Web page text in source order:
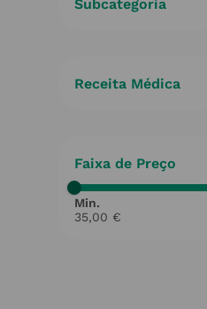
Subcategoria
Receita Médica
Faixa de Preço
35,00 €